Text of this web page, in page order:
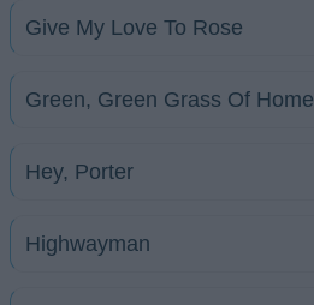
Give My Love To Rose
Green, Green Grass Of Home
Hey, Porter
Highwayman